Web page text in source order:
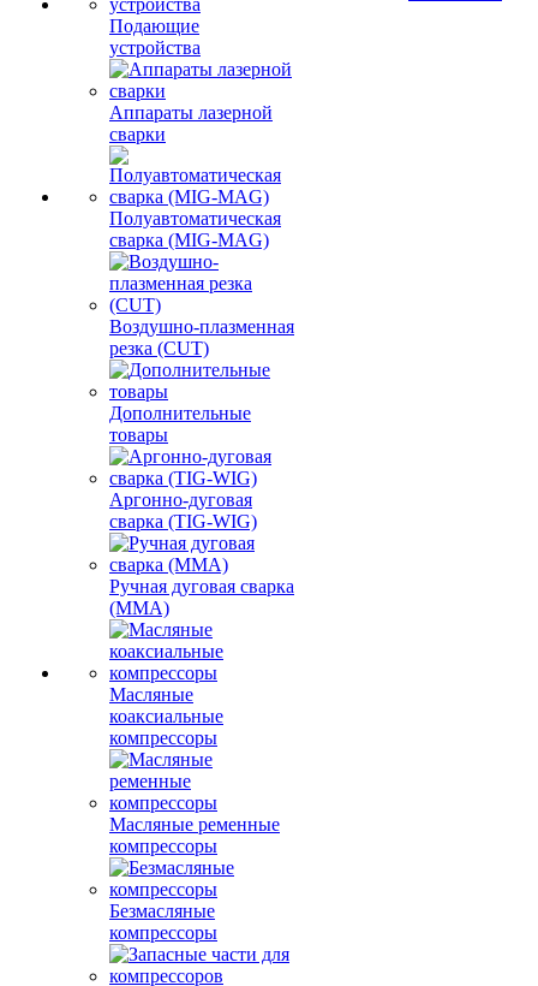
Подающие
устройства
Аппараты лазерной
сварки
Полуавтоматическая
сварка (MIG-MAG)
Воздушно-плазменная
резка (CUT)
Дополнительные
товары
Аргонно-дуговая
сварка (TIG-WIG)
Ручная дуговая сварка
(MMA)
Масляные
коаксиальные
компрессоры
Масляные ременные
компрессоры
Безмасляные
компрессоры